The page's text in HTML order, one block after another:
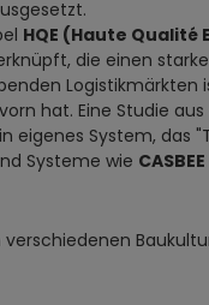
HQE (Haute
die einen
Logistikmärkten
hat. Eine Studie
eigenes System, das
Systeme wie CASBEE